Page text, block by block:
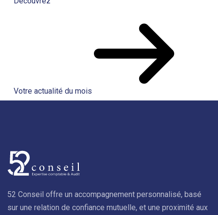
Votre actualité du mois
52 Conseil offre un accompagnement personnalisé, basé
sur une relation de confiance mutuelle, et une proximité aux